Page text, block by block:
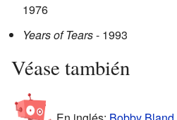
1976
Years of Tears- 1993
Véase también